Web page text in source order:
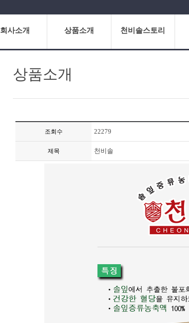
회사소개 상품소개 천비솔스토리
상품소개
조회수 22279
제목 천비솔